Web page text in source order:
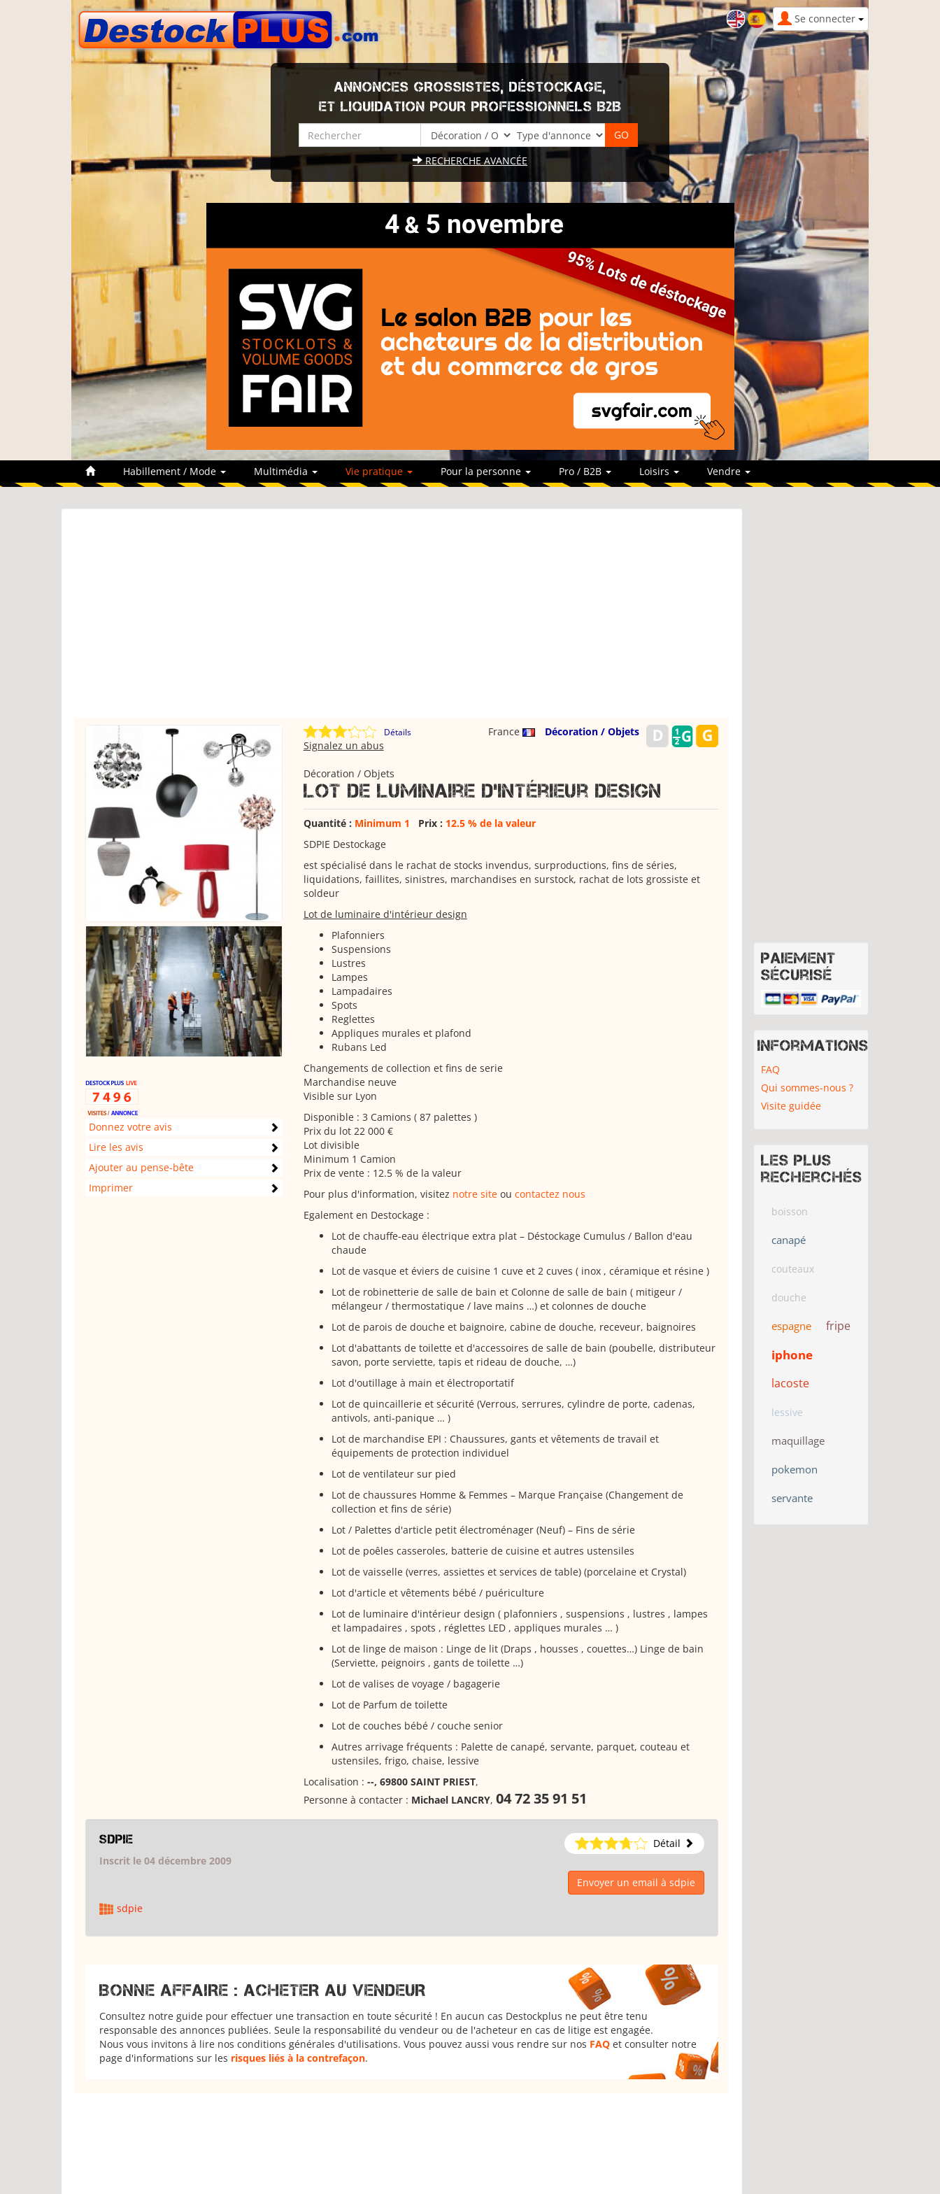
Se connecter
ANNONCES GROSSISTES, DÉSTOCKAGE,
ET LIQUIDATION POUR PROFESSIONNELS B2B
RECHERCHE AVANCÉE
Habillement / Mode Multimédia Vie pratique Pour la personne Pro / B2B Loisirs Vendre
Donnez votre avis
Lire les avis
Ajouter au pense-bête
Imprimer
Détails France
Décoration / Objets
Signalez un abus
Décoration / Objets
Lot de luminaire d'intérieur design
Quantité : Minimum 1 Prix : 12.5 % de la valeur
SDPIE Destockage
est spécialisé dans le rachat de stocks invendus, surproductions, fins de séries,
liquidations, faillites, sinistres, marchandises en surstock, rachat de lots grossiste et
soldeur
Lot de luminaire d'intérieur design
Plafonniers
Suspensions
Lustres
Lampes
Lampadaires
Spots
Reglettes
Appliques murales et plafond
Rubans Led
Changements de collection et fins de serie
Marchandise neuve
Visible sur Lyon
Disponible : 3 Camions ( 87 palettes )
Prix du lot 22 000 €
Lot divisible
Minimum 1 Camion
Prix de vente : 12.5 % de la valeur
Pour plus d'information, visitez notre siteou contactez nous
Egalement en Destockage :
Lot de chauffe-eau électrique extra plat – Déstockage Cumulus / Ballon d'eau
chaude
Lot de vasque et éviers de cuisine 1 cuve et 2 cuves ( inox , céramique et résine )
Lot de robinetterie de salle de bain et Colonne de salle de bain ( mitigeur /
mélangeur / thermostatique / lave mains …) et colonnes de douche
Lot de parois de douche et baignoire, cabine de douche, receveur, baignoires
Lot d'abattants de toilette et d'accessoires de salle de bain (poubelle, distributeur
savon, porte serviette, tapis et rideau de douche, …)
Lot d'outillage à main et électroportatif
Lot de quincaillerie et sécurité (Verrous, serrures, cylindre de porte, cadenas,
antivols, anti-panique … )
Lot de marchandise EPI : Chaussures, gants et vêtements de travail et
équipements de protection individuel
Lot de ventilateur sur pied
Lot de chaussures Homme & Femmes – Marque Française (Changement de
collection et fins de série)
Lot / Palettes d'article petit électroménager (Neuf) – Fins de série
Lot de poêles casseroles, batterie de cuisine et autres ustensiles
Lot de vaisselle (verres, assiettes et services de table) (porcelaine et Crystal)
Lot d'article et vêtements bébé / puériculture
Lot de luminaire d'intérieur design ( plafonniers , suspensions , lustres , lampes
et lampadaires , spots , réglettes LED , appliques murales … )
Lot de linge de maison : Linge de lit (Draps , housses , couettes…) Linge de bain
(Serviette, peignoirs , gants de toilette …)
Lot de valises de voyage / bagagerie
Lot de Parfum de toilette
Lot de couches bébé / couche senior
Autres arrivage fréquents : Palette de canapé, servante, parquet, couteau et
ustensiles, frigo, chaise, lessive
Localisation : --, 69800 SAINT PRIEST,
Personne à contacter : Michael LANCRY, 04 72 35 91 51
sdpie
Détail
Inscrit le 04 décembre 2009
Envoyer un email à sdpie
sdpie
BONNE AFFAIRE : ACHETER AU VENDEUR
Consultez notre guide pour effectuer une transaction en toute sécurité ! En aucun cas Destockplus ne peut être tenu
responsable des annonces publiées. Seule la responsabilité du vendeur ou de l'acheteur en cas de litige est engagée.
Nous vous invitons à lire nos conditions générales d'utilisations. Vous pouvez aussi vous rendre sur nos FAQ et consulter notre
page d'informations sur les risques liés à la contrefaçon.
Paiement
sécurisé
Informations
FAQ
Qui sommes-nous ?
Visite guidée
Les plus
recherchés
boisson
canapé
couteaux
douche
espagne fripe
iphone
lacoste
lessive
maquillage
pokemon
servante